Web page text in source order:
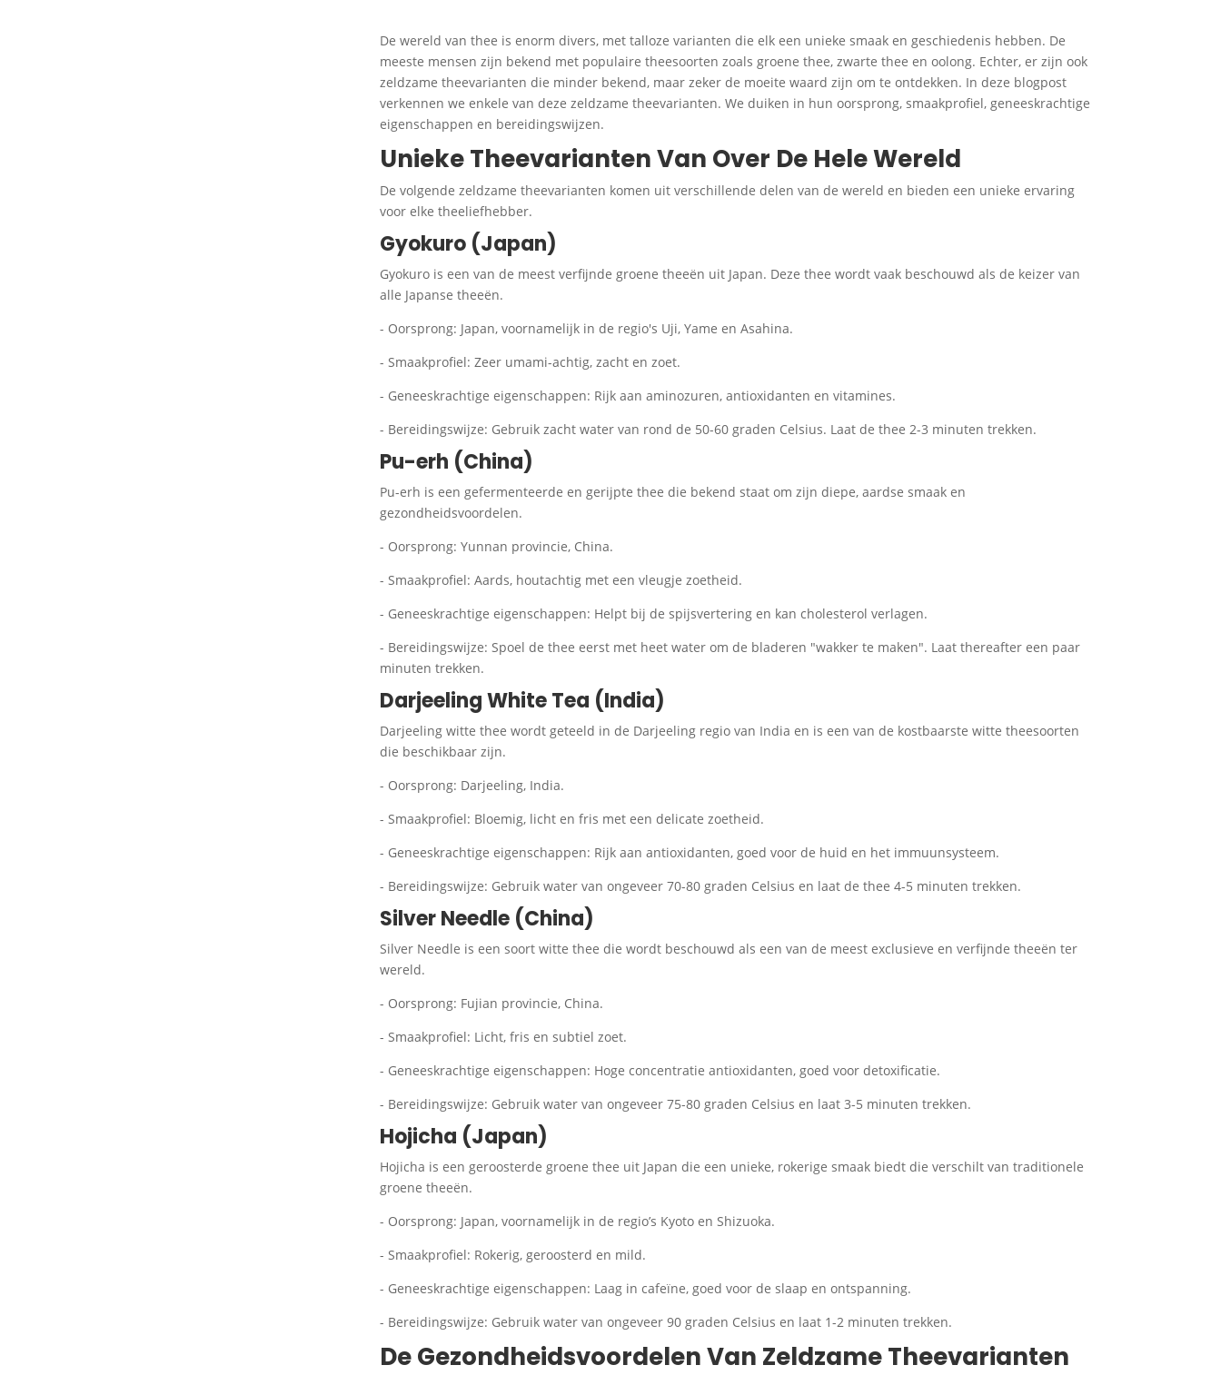
De wereld van thee is enorm divers, met talloze varianten die elk een unieke smaak en geschiedenis hebben. De
meeste mensen zijn bekend met populaire theesoorten zoals groene thee, zwarte thee en oolong. Echter, er zijn ook
zeldzame theevarianten die minder bekend, maar zeker de moeite waard zijn om te ontdekken. In deze blogpost
verkennen we enkele van deze zeldzame theevarianten. We duiken in hun oorsprong, smaakprofiel, geneeskrachtige
eigenschappen en bereidingswijzen.
Unieke Theevarianten Van Over De Hele Wereld
De volgende zeldzame theevarianten komen uit verschillende delen van de wereld en bieden een unieke ervaring
voor elke theeliefhebber.
Gyokuro (Japan)
Gyokuro is een van de meest verfijnde groene theeën uit Japan. Deze thee wordt vaak beschouwd als de keizer van
alle Japanse theeën.
- Oorsprong: Japan, voornamelijk in de regio's Uji, Yame en Asahina.
- Smaakprofiel: Zeer umami-achtig, zacht en zoet.
- Geneeskrachtige eigenschappen: Rijk aan aminozuren, antioxidanten en vitamines.
- Bereidingswijze: Gebruik zacht water van rond de 50-60 graden Celsius. Laat de thee 2-3 minuten trekken.
Pu-erh (China)
Pu-erh is een gefermenteerde en gerijpte thee die bekend staat om zijn diepe, aardse smaak en
gezondheidsvoordelen.
- Oorsprong: Yunnan provincie, China.
- Smaakprofiel: Aards, houtachtig met een vleugje zoetheid.
- Geneeskrachtige eigenschappen: Helpt bij de spijsvertering en kan cholesterol verlagen.
- Bereidingswijze: Spoel de thee eerst met heet water om de bladeren "wakker te maken". Laat thereafter een paar
minuten trekken.
Darjeeling White Tea (India)
Darjeeling witte thee wordt geteeld in de Darjeeling regio van India en is een van de kostbaarste witte theesoorten
die beschikbaar zijn.
- Oorsprong: Darjeeling, India.
- Smaakprofiel: Bloemig, licht en fris met een delicate zoetheid.
- Geneeskrachtige eigenschappen: Rijk aan antioxidanten, goed voor de huid en het immuunsysteem.
- Bereidingswijze: Gebruik water van ongeveer 70-80 graden Celsius en laat de thee 4-5 minuten trekken.
Silver Needle (China)
Silver Needle is een soort witte thee die wordt beschouwd als een van de meest exclusieve en verfijnde theeën ter
wereld.
- Oorsprong: Fujian provincie, China.
- Smaakprofiel: Licht, fris en subtiel zoet.
- Geneeskrachtige eigenschappen: Hoge concentratie antioxidanten, goed voor detoxificatie.
- Bereidingswijze: Gebruik water van ongeveer 75-80 graden Celsius en laat 3-5 minuten trekken.
Hojicha (Japan)
Hojicha is een geroosterde groene thee uit Japan die een unieke, rokerige smaak biedt die verschilt van traditionele
groene theeën.
- Oorsprong: Japan, voornamelijk in de regio’s Kyoto en Shizuoka.
- Smaakprofiel: Rokerig, geroosterd en mild.
- Geneeskrachtige eigenschappen: Laag in cafeïne, goed voor de slaap en ontspanning.
- Bereidingswijze: Gebruik water van ongeveer 90 graden Celsius en laat 1-2 minuten trekken.
De Gezondheidsvoordelen Van Zeldzame Theevarianten